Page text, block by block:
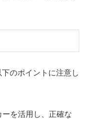
のポイントに注意し
を活用し、正確な